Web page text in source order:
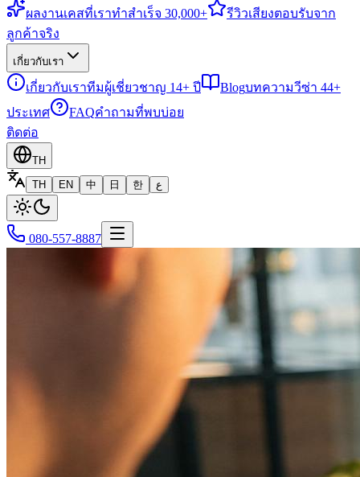
ผลงานเคสที่เราทำสำเร็จ 30,000+ รีวิวเสียงตอบรับจาก
ลูกค้าจริง
เกี่ยวกับเรา
เกี่ยวกับเราทีมผู้เชี่ยวชาญ 14+ ปี Blogบทความวีซ่า 44+
ประเทศ
FAQคำถามที่พบบ่อย
ติดต่อ
TH
TH
EN 中 日 한 ع
080-557-8887